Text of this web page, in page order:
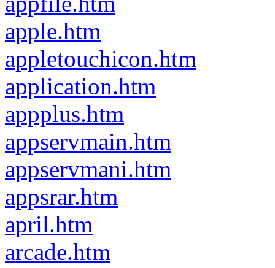
apple.htm
appletouchicon.htm
application.htm
appplus.htm
appservmain.htm
appservmani.htm
appsrar.htm
april.htm
arcade.htm